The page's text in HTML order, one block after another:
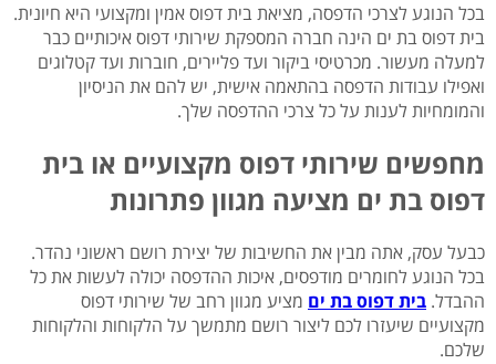
בכל הנוגע לצרכי הדפסה, מציאת בית דפוס אמין ומקצועי היא חיונית.
בית דפוס בת ים הינה חברה המספקת שירותי דפוס איכותיים כבר
למעלה מעשור. מכרטיסי ביקור ועד פליירים, חוברות ועד קטלוגים
ואפילו עבודות הדפסה בהתאמה אישית, יש להם את הניסיון
והמומחיות לענות על כל צרכי ההדפסה שלך.
מחפשים שירותי דפוס מקצועיים או בית
דפוס בת ים מציעה מגוון פתרונות
כבעל עסק, אתה מבין את החשיבות של יצירת רושם ראשוני נהדר.
בכל הנוגע לחומרים מודפסים, איכות ההדפסה יכולה לעשות את כל
ההבדל. בית דפוס בת ים מציע מגוון רחב של שירותי דפוס
מקצועיים שיעזרו לכם ליצור רושם מתמשך על הלקוחות והלקוחות
שלכם.